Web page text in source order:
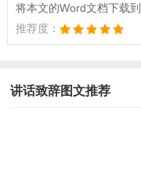
将本文的Word文档下载
推荐度：
讲话致辞图文推荐